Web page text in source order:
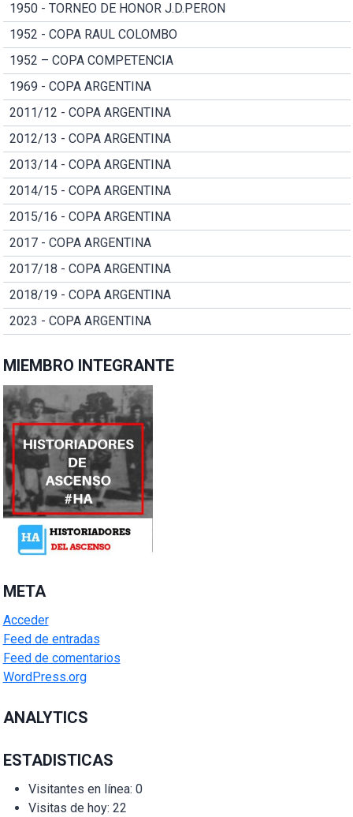
1950 - TORNEO DE HONOR J.D.PERON
1952 - COPA RAUL COLOMBO
1952 – COPA COMPETENCIA
1969 - COPA ARGENTINA
2011/12 - COPA ARGENTINA
2012/13 - COPA ARGENTINA
2013/14 - COPA ARGENTINA
2014/15 - COPA ARGENTINA
2015/16 - COPA ARGENTINA
2017 - COPA ARGENTINA
2017/18 - COPA ARGENTINA
2018/19 - COPA ARGENTINA
2023 - COPA ARGENTINA
MIEMBRO INTEGRANTE
META
Acceder
Feed de entradas
Feed de comentarios
WordPress.org
ANALYTICS
ESTADISTICAS
Visitantes en línea: 0
Visitas de hoy: 22